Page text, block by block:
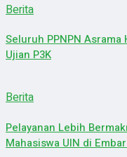
Berita
Seluruh PPNPN Asrama
Ujian P3K
Berita
Pelayanan Lebih
Mahasiswa UIN di